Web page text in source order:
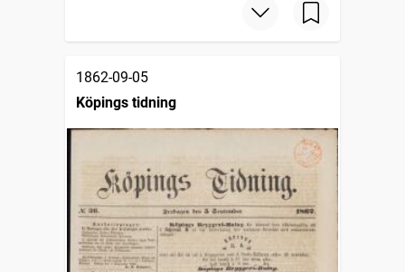
1862-09-05
Köpings tidning